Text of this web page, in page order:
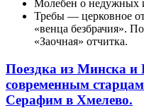
Молебен о недужных
Требы — церковное
«венца безбрачия».
«Заочная» отчитка.
Поездка из Минска и
современным
Серафим в Хмелево.